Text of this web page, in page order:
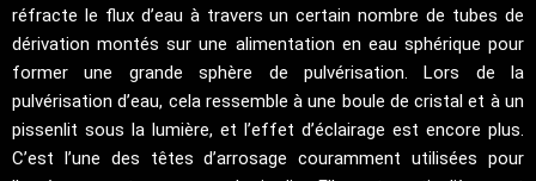
réfracte le flux d’eau à travers un certain nombre de tubes de
dérivation montés sur une alimentation en eau sphérique pour
former une grande sphère de pulvérisation. Lors de la
pulvérisation d’eau, cela ressemble à une boule de cristal et à un
pissenlit sous la lumière, et l’effet d’éclairage est encore plus.
C’est l’une des têtes d’arrosage couramment utilisées pour